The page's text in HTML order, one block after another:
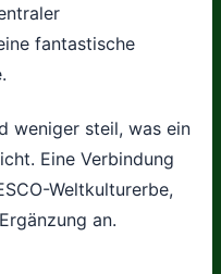
fantastische
weniger steil, was ein
Eine Verbindung
Weltkulturerbe,
an.